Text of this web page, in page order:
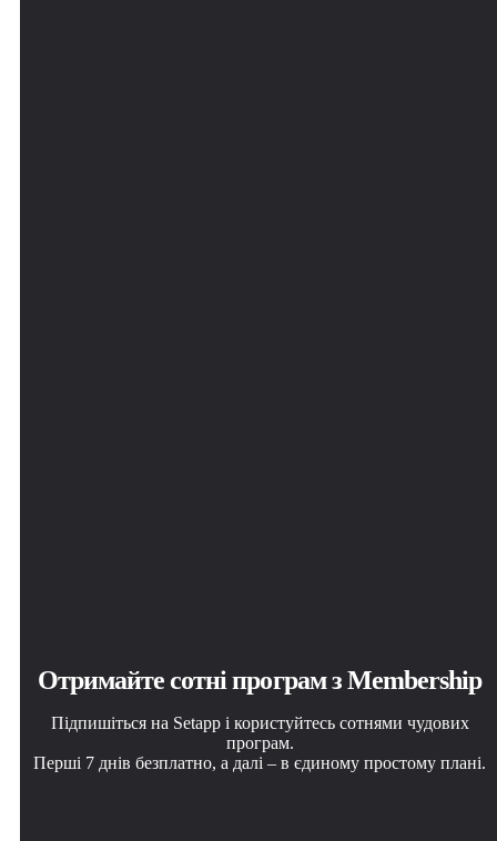
Отримайте сотні програм з Membership
Підпишіться на Setapp і користуйтесь сотнями чудових
програм.
Перші 7 днів безплатно, а далі – в єдиному простому плані.